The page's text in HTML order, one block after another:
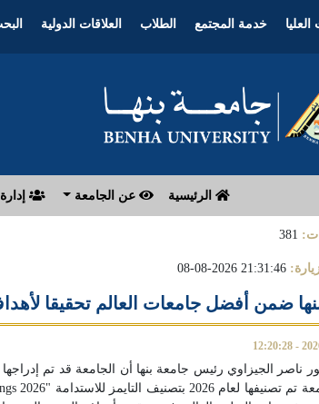
خدمة المجتمع الطلاب العلاقات الدولية
الرئيسية عن الجامعة
381
21:31:46 2026-08-08
ضمن أفضل جامعات العالم تحقيقا لأهداف